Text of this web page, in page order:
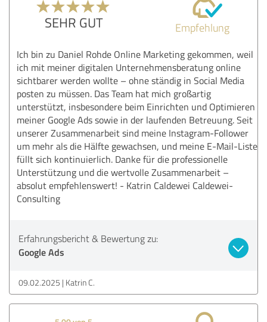
SEHR GUT Empfehlung
Ich bin zu Daniel Rohde Online Marketing gekommen, weil
ich mit meiner digitalen Unternehmensberatung online
sichtbarer werden wollte – ohne ständig in Social Media
posten zu müssen. Das Team hat mich großartig
unterstützt, insbesondere beim Einrichten und Optimieren
meiner Google Ads sowie in der laufenden Betreuung. Seit
unserer Zusammenarbeit sind meine Instagram-Follower
um mehr als die Hälfte gewachsen, und meine E-Mail-Liste
füllt sich kontinuierlich. Danke für die professionelle
Unterstützung und die wertvolle Zusammenarbeit –
absolut empfehlenswert! - Katrin Caldewei Caldewei-
Consulting
Erfahrungsbericht & Bewertung zu:
Google Ads
09.02.2025 Katrin C.